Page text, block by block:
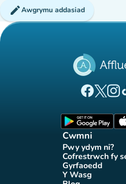
editAwgrymu addasiad
(tab(tab
Cwmni
Pwy ydym ni?
(tab
Cofrestrwch fy
(tab
Gyrfaoedd
(tab
Y Wasg(tab newydd)